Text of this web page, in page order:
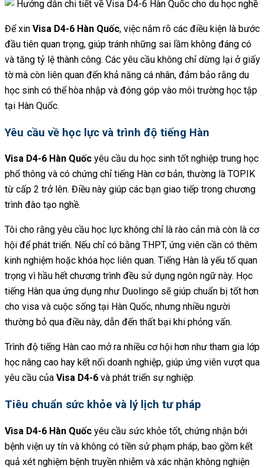
Để xin Visa D4-6 Hàn Quốc, việc nắm rõ các điều kiện là bước
đầu tiên quan trọng, giúp tránh những sai lầm không đáng có
và tăng tỷ lệ thành công. Các yêu cầu không chỉ dừng lại ở giấy
tờ mà còn liên quan đến khả năng cá nhân, đảm bảo rằng du
học sinh có thể hòa nhập và đóng góp vào môi trường học tập
tại Hàn Quốc.
Yêu cầu về học lực và trình độ tiếng Hàn
Visa D4-6 Hàn Quốc yêu cầu du học sinh tốt nghiệp trung học
phổ thông và có chứng chỉ tiếng Hàn cơ bản, thường là TOPIK
từ cấp 2 trở lên. Điều này giúp các bạn giao tiếp trong chương
trình đào tạo nghề.
Tôi cho rằng yêu cầu học lực không chỉ là rào cản mà còn là cơ
hội để phát triển. Nếu chỉ có bằng THPT, ứng viên cần có thêm
kinh nghiệm hoặc khóa học liên quan. Tiếng Hàn là yếu tố quan
trọng vì hầu hết chương trình đều sử dụng ngôn ngữ này. Học
tiếng Hàn qua ứng dụng như Duolingo sẽ giúp chuẩn bị tốt hơn
cho visa và cuộc sống tại Hàn Quốc, nhưng nhiều người
thường bỏ qua điều này, dẫn đến thất bại khi phỏng vấn.
Trình độ tiếng Hàn cao mở ra nhiều cơ hội hơn như tham gia lớp
học nâng cao hay kết nối doanh nghiệp, giúp ứng viên vượt qua
yêu cầu của Visa D4-6 và phát triển sự nghiệp.
Tiêu chuẩn sức khỏe và lý lịch tư pháp
Visa D4-6 Hàn Quốc yêu cầu sức khỏe tốt, chứng nhận bởi
bệnh viện uy tín và không có tiền sử phạm pháp, bao gồm kết
quả xét nghiệm bệnh truyền nhiễm và xác nhận không nghiện